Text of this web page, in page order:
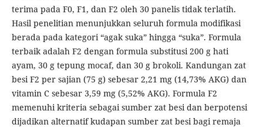
terima pada F0, F1, dan F2 oleh 30 panelis tidak terlatih.
Hasil penelitian menunjukkan seluruh formula modifikasi
berada pada kategori “agak suka” hingga “suka”. Formula
terbaik adalah F2 dengan formula substitusi 200 g hati
ayam, 30 g tepung mocaf, dan 30 g brokoli. Kandungan zat
besi F2 per sajian (75 g) sebesar 2,21 mg (14,73% AKG) dan
vitamin C sebesar 3,59 mg (5,52% AKG). Formula F2
memenuhi kriteria sebagai sumber zat besi dan berpotensi
dijadikan alternatif kudapan sumber zat besi bagi remaja